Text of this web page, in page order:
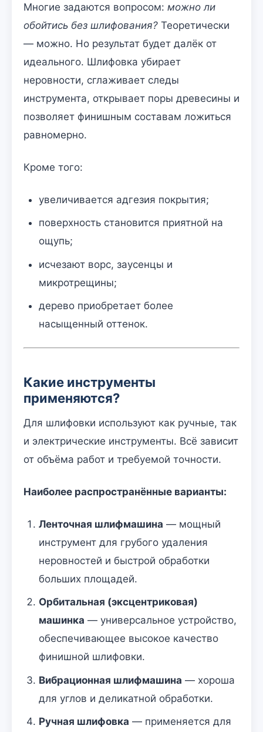
Многие задаются вопросом: можно ли
обойтись без шлифования? Теоретически
— можно. Но результат будет далёк от
идеального. Шлифовка убирает
неровности, сглаживает следы
инструмента, открывает поры древесины и
позволяет финишным составам ложиться
равномерно.
Кроме того:
увеличивается адгезия покрытия;
поверхность становится приятной на
ощупь;
исчезают ворс, заусенцы и
микротрещины;
дерево приобретает более
насыщенный оттенок.
Какие инструменты
применяются?
Для шлифовки используют как ручные, так
и электрические инструменты. Всё зависит
от объёма работ и требуемой точности.
Наиболее распространённые варианты:
Ленточная шлифмашина — мощный
инструмент для грубого удаления
неровностей и быстрой обработки
больших площадей.
Орбитальная (эксцентриковая)
машинка — универсальное устройство,
обеспечивающее высокое качество
финишной шлифовки.
Вибрационная шлифмашина — хороша
для углов и деликатной обработки.
Ручная шлифовка — применяется для